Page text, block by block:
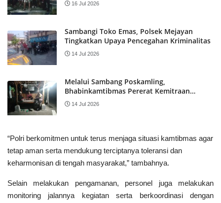
16 Jul 2026
Sambangi Toko Emas, Polsek Mejayan
Tingkatkan Upaya Pencegahan Kriminalitas
14 Jul 2026
Melalui Sambang Poskamling,
Bhabinkamtibmas Pererat Kemitraan
dengan Warga Desa Wonorejo
14 Jul 2026
“Polri berkomitmen untuk terus menjaga situasi kamtibmas agar
tetap aman serta mendukung terciptanya toleransi dan
keharmonisan di tengah masyarakat,” tambahnya.
Selain melakukan pengamanan, personel juga melakukan
monitoring jalannya kegiatan serta berkoordinasi dengan